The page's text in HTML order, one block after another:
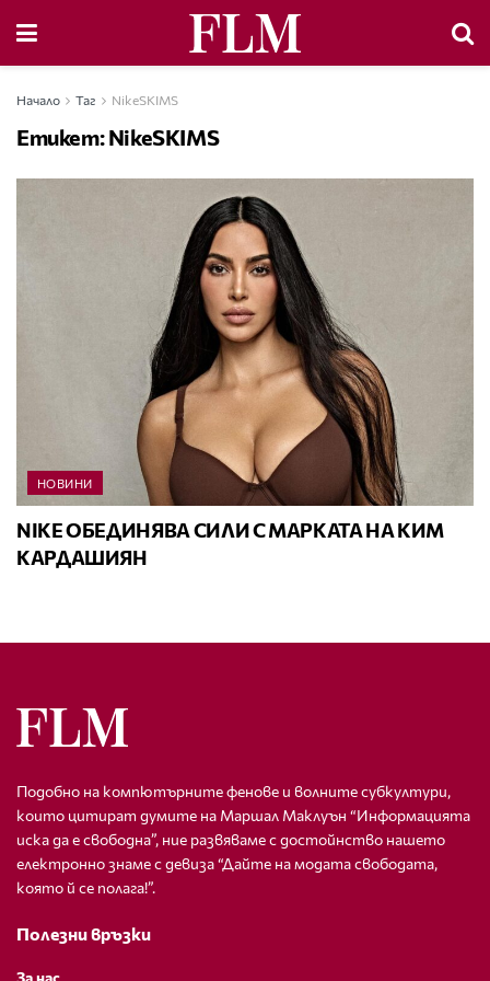
Начало Таг NikeSKIMS
Етикет:NikeSKIMS
НОВИНИ
NIKE ОБЕДИНЯВА СИЛИ С МАРКАТА НА КИМ
КАРДАШИЯН
Подобно на компютърните фенове и волните субкултури,
които цитират думите на Маршал Маклуън “Информацията
иска да е свободна”, ние развяваме с достойнство нашето
електронно знаме с девиза “Дайте на модата свободата,
която й се полага!”.
Полезни връзки
За нас